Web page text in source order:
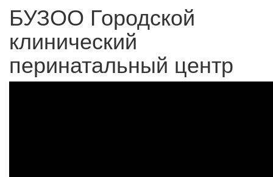
БУЗОО Городской
клинический
перинатальный центр